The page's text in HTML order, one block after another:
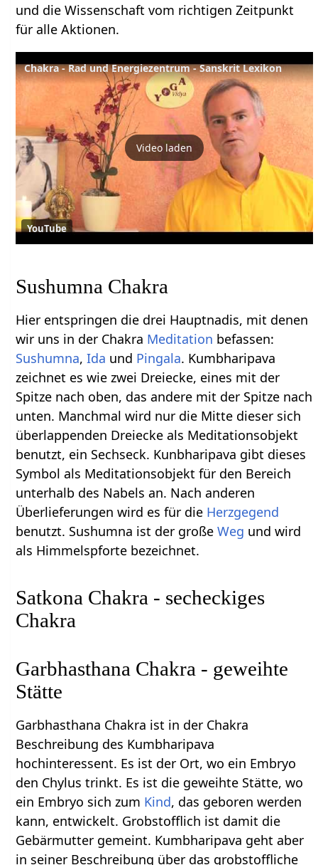
und die Wissenschaft vom richtigen Zeitpunkt
für alle Aktionen.
Chakra - Rad und Energiezentrum - Sanskrit Lexikon
Video laden
YouTube
Sushumna Chakra
Hier entspringen die drei Hauptnadis, mit denen
wir uns in der Chakra Meditation befassen:
Sushumna,Ida und Pingala. Kumbharipava
zeichnet es wie zwei Dreiecke, eines mit der
Spitze nach oben, das andere mit der Spitze nach
unten. Manchmal wird nur die Mitte dieser sich
überlappenden Dreiecke als Meditationsobjekt
benutzt, ein Sechseck. Kunbharipava gibt dieses
Symbol als Meditationsobjekt für den Bereich
unterhalb des Nabels an. Nach anderen
Überlieferungen wird es für die Herzgegend
benutzt. Sushumna ist der großeWeg und wird
als Himmelspforte bezeichnet.
Satkona Chakra - secheckiges
Chakra
Garbhasthana Chakra - geweihte
Stätte
Garbhasthana Chakra ist in der Chakra
Beschreibung des Kumbharipava
hochinteressent. Es ist der Ort, wo ein Embryo
den Chylus trinkt. Es ist die geweihte Stätte, wo
ein Embryo sich zum Kind, das geboren werden
kann, entwickelt. Grobstofflich ist damit die
Gebärmutter gemeint. Kumbharipava geht aber
in seiner Beschreibung über das grobstoffliche